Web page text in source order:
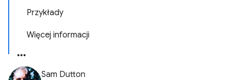
Przykłady
Więcej informacji
Sam Dutton